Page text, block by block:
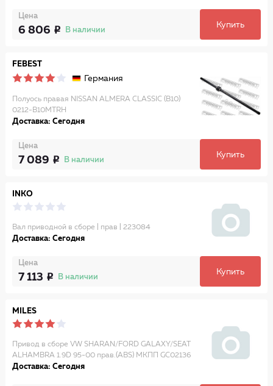
Цена
6 806 В наличии
Купить
FEBEST
Германия
Полуось правая NISSAN ALMERA CLASSIC (B10)
0212-B10MTRH
Доставка: Сегодня
Цена
7 089 В наличии
Купить
INKO
Вал приводной в сборе | прав | 223084
Доставка: Сегодня
Цена
7 113 В наличии
Купить
MILES
Привод в сборе VW SHARAN/FORD GALAXY/SEAT
ALHAMBRA 1.9D 95-00 прав.(ABS) МКПП GC02136
Доставка: Сегодня